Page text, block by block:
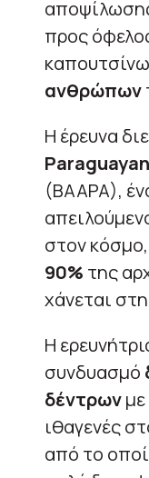
προς
ανθρώπων
Η έρευνα
(BAAPA),
στον
90% της
χάνεται
Η
συνδυασμό
δέντρων
ιθαγενές
από το